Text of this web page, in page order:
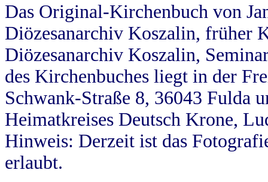
Das Original-Kirchenbuch von
Diözesanarchiv Koszalin, früher
Diözesanarchiv Koszalin,
des Kirchenbuches liegt in der
Schwank-Straße 8, 36043 Fulda
Heimatkreises Deutsch Krone,
Hinweis: Derzeit ist das
erlaubt.